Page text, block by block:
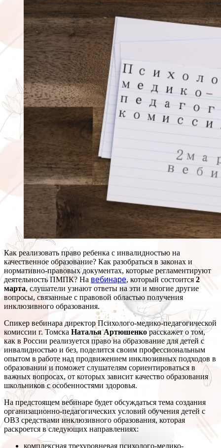
Как реализовать право ребенка с инвалидностью на
качественное образование? Как разобраться в законах и
нормативно-правовых документах, которые регламентируют
деятельность ПМПК? На вебинаре, который состоится 2
марта, слушатели узнают ответы на эти и многие другие
вопросы, связанные с правовой областью получения
инклюзивного образования.
Спикер вебинара директор Психолого-медико-педагогической
комиссии г. Томска Наталья Артюшенкорасскажет о том,
как в России реализуется право на образование для детей с
инвалидностью и без, поделится своим профессиональным
опытом в работе над продвижением инклюзивных подходов в
образовании и поможет слушателям сориентироваться в
важных вопросах, от которых зависит качество образования
школьников с особенностями здоровья.
На предстоящем вебинаре будет обсуждаться тема создания
организационно-педагогических условий обучения детей с
ОВЗ средствами инклюзивного образования, которая
раскроется в следующих направлениях:
комплексная трехуровневая психолого-медико-